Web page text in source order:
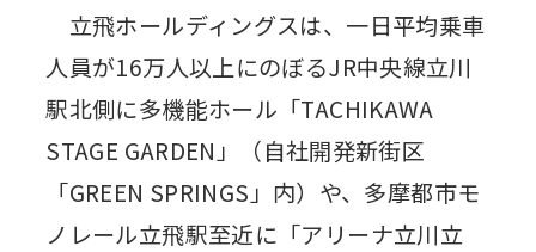
立飛ホールディングスは、一日平均乗車
人員が16万人以上にのぼるJR中央線立川
駅北側に多機能ホール「TACHIKAWA
STAGE GARDEN」（自社開発新街区
「GREEN SPRINGS」内）や、多摩都市モ
ノレール立飛駅至近に「アリーナ立川立